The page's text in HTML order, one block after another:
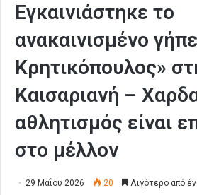
Εγκαινιάστηκε το
ανακαινισμένο
Κρητικόπουλος»
Καισαριανή –
αθλητισμός είναι
στο μέλλον
29 Μαΐου 2026 20 Λιγότερο από